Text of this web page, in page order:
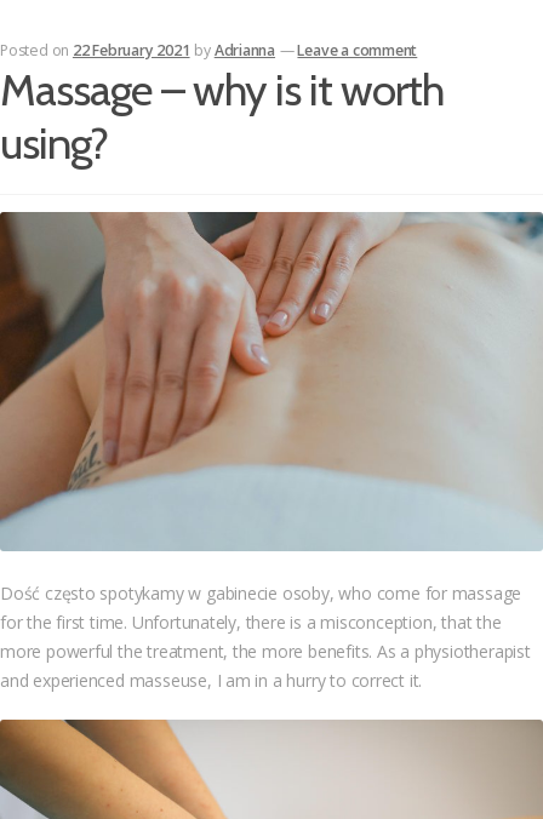
Posted on 22 February 2021 byAdrianna —Leave a comment
Massage – why is it worth
using?
Dość często spotykamy w gabinecie osoby, who come for massage
for the first time. Unfortunately, there is a misconception, that the
more powerful the treatment, the more benefits. As a physiotherapist
and experienced masseuse, I am in a hurry to correct it.